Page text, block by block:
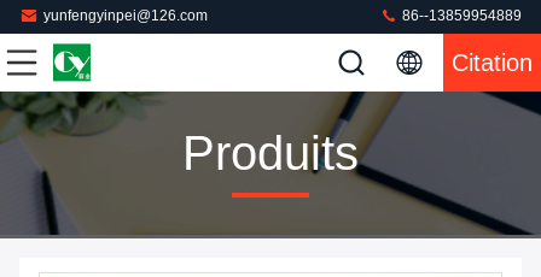
yunfengyinpei@126.com 86--13859954889
Citation
Produits